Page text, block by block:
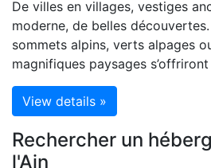
De villes en villages, vestiges
moderne, de belles
sommets alpins, verts alpages
magnifiques paysages
View details »
Rechercher un
l'Ain